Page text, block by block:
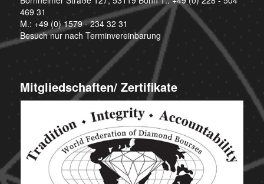
469 31
M.: +49 (0) 1579 - 234 32 31
Besuch nur nach Terminvereinbarung
Mitgliedschaften/ Zertifikate